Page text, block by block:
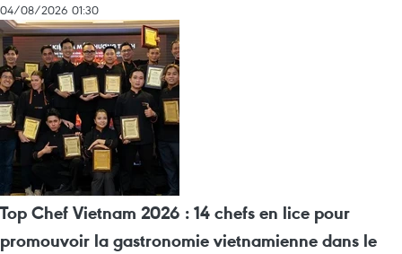
04/08/2026 01:30
Top Chef Vietnam 2026 : 14 chefs en lice pour
promouvoir la gastronomie vietnamienne dans le